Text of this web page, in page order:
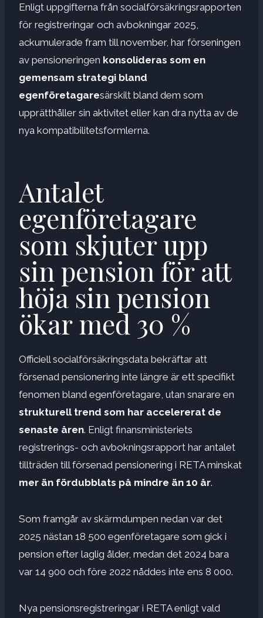
Enligt uppgifterna från socialförsäkringsrapporten
för registreringar och avbokningar 2025,
ackumulerade fram till november, har förseningen
av pensioneringen konsolideras som en
gemensam strategi bland
egenföretagaresärskilt bland dem som
upprätthåller sin aktivitet eller kan dra nytta av de
nya kompatibilitetsformlerna.
Antalet
egenföretagare
som skjuter upp
sin pension för att
höja sin pension
ökar med 30 %
Officiell socialförsäkringsdata bekräftar att
försenad pensionering inte längre är ett specifikt
fenomen bland egenföretagare, utan snarare en
strukturell trend som har accelererat de
senaste åren. Enligt finansministeriets
registrerings- och avbokningsrapport har antalet
tillträden till försenad pensionering i RETA minskat
mer än fördubblats på mindre än 10 år.
Som framgår av skärmdumpen nedan var det
2025 nästan 18 500 egenföretagare som gick i
pension efter laglig ålder, medan det 2024 bara
var 14 900 och före 2022 nåddes inte ens 8 000.
Nya pensionsregistreringar i RETA enligt vald